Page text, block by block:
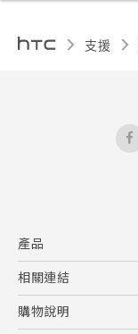
支援
產品
5G
智慧型手機
配件
相關連結
HTC Research
購物說明